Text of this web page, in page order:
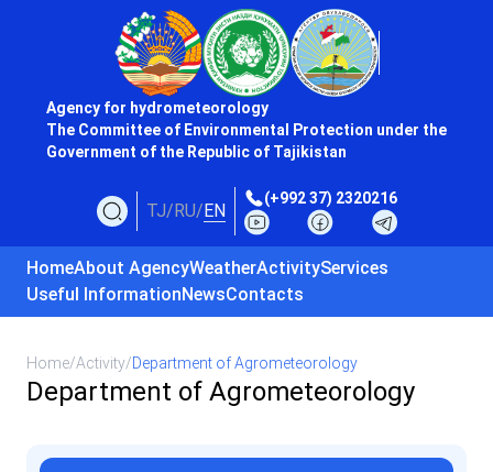
Agency for hydrometeorology
The Committee of Environmental Protection under the
Government of the Republic of Tajikistan
TJ/RU/EN
(+992 37) 2320216
HomeAbout AgencyWeatherActivityServices
Useful InformationNewsContacts
Home/Activity/Department of Agrometeorology
Department of Agrometeorology